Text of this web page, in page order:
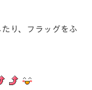
り、フラッグをふ